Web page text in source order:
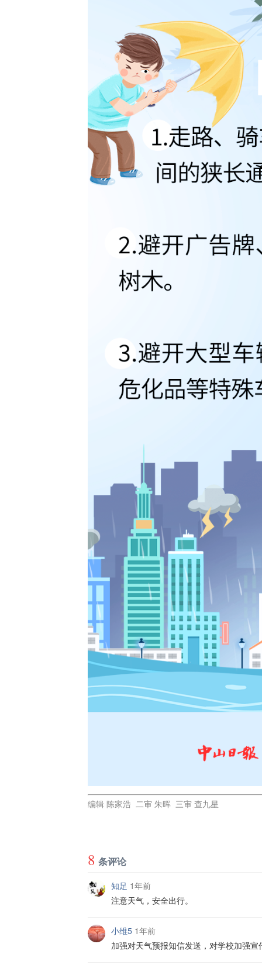
编辑 陈家浩 二审 朱晖 三审 查九星
8 条评论
知足 1年前
注意天气，安全出行。
小维5 1年前
加强对天气预报知信发送，对学校加强